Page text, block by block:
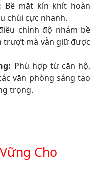
Bề mặt kín khít hoàn
chùi cực nhanh.
chỉnh độ nhám bề
trượt mà vẫn giữ được
Phù hợp từ căn hộ,
văn phòng sáng tạo
trọng.
Cho